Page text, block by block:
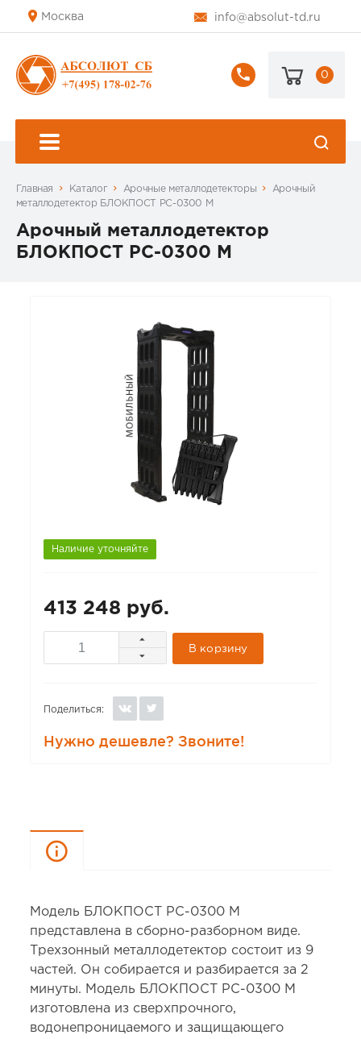
Москва info@absolut-td.ru
+7
178-
0
Главная Каталог Арочные металлодетекторы
Арочный
металлодетектор БЛОКПОСТ РС-0300 М
Арочный металлодетектор
БЛОКПОСТ РС-0300 М
Наличие уточняйте
413 248 руб.
В корзину
Поделиться:
Нужно дешевле? Звоните!
Модель БЛОКПОСТ РС-0300 М
представлена в сборно-разборном виде.
Трехзонный металлодетектор состоит из 9
частей. Он собирается и разбирается за 2
минуты. Модель БЛОКПОСТ РС-0300 М
изготовлена из сверхпрочного,
водонепроницаемого и защищающего